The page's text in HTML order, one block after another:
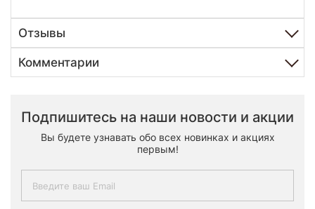
Отзывы
Комментарии
Подпишитесь на наши новости и акции
Вы будете узнавать обо всех новинках и акциях
первым!